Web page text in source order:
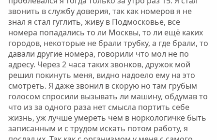
звонить в службу доверия, так как номеров я не
знал я стал гуглить, живу в Подмосковье, все
номера попадались то ли Москвы, то ли ещё каких
городов, некоторые не брали трубку, а где брали, то
давали другие номера, говорили что мол не по
адресу. Через 2 часа таких звонков, дружок мой
решил покинуть меня, видно надоело ему на это
смотреть. Я даже звонил в скорую но там грубым
голосом спросили вызывать ли машину, обдумав то
что из за одного раза нет смысла портить себе
жизнь, уж лучше умереть чем в норкологичке быть
записанным и с трудом искать потом работу, я